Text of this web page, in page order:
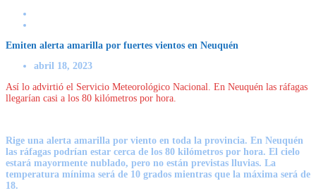
Emiten alerta amarilla por fuertes vientos en Neuquén
abril 18, 2023
Así lo advirtió el Servicio Meteorológico Nacional. En Neuquén las ráfagas
llegarían casi a los 80 kilómetros por hora.
Rige una alerta amarilla por viento en toda la provincia. En Neuquén
las ráfagas podrían estar cerca de los 80 kilómetros por hora. El cielo
estará mayormente nublado, pero no están previstas lluvias. La
temperatura mínima será de 10 grados mientras que la máxima será de
18.